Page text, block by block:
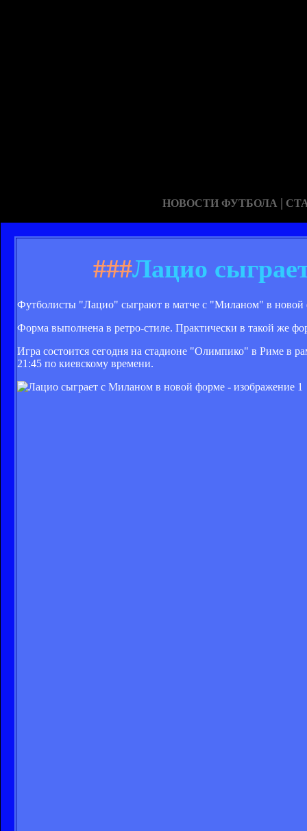
НОВОСТИ ФУТБОЛА |
###Лацио
Футболисты "Лацио" сыграют в матче с "Миланом" в новой
Форма выполнена в ретро-стиле. Практически в такой же
Игра состоится сегодня на стадионе "Олимпико" в Риме в
21:45 по киевскому времени.